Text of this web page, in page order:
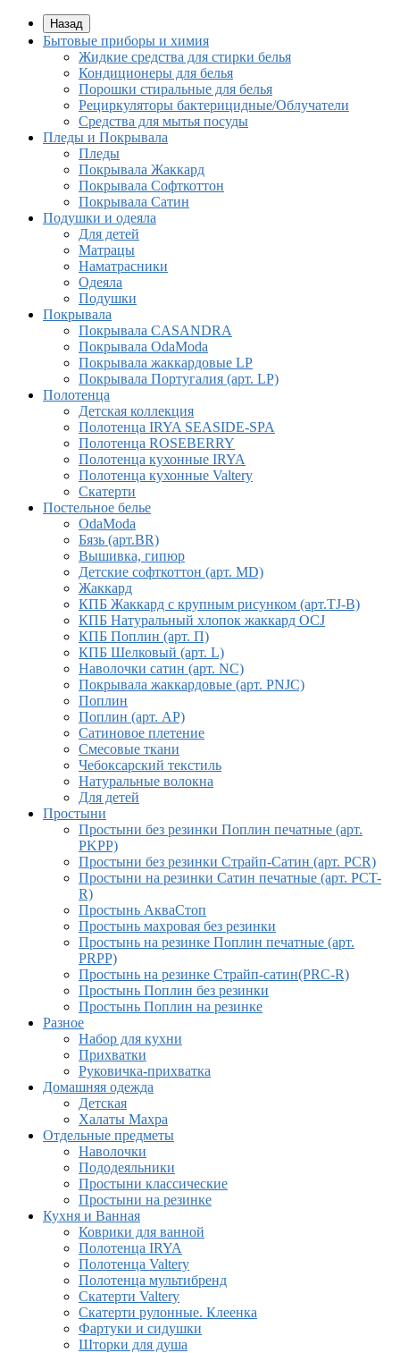
Назад
Бытовые приборы и химия
Жидкие средства для стирки белья
Кондиционеры для белья
Порошки стиральные для белья
Рециркуляторы бактерицидные/Облучатели
Средства для мытья посуды
Пледы и Покрывала
Пледы
Покрывала Жаккард
Покрывала Софткоттон
Покрывала Сатин
Подушки и одеяла
Для детей
Матрацы
Наматрасники
Одеяла
Подушки
Покрывала
Покрывалa CASANDRA
Покрывала OdaModa
Покрывала жаккардовые LP
Покрывала Португалия (арт. LP)
Полотенца
Детская коллекция
Полотенца IRYA SEASIDE-SPA
Полотенца ROSEBERRY
Полотенца кухонные IRYA
Полотенца кухонные Valtery
Скатерти
Постельное белье
OdaModa
Бязь (арт.BR)
Вышивка, гипюр
Детские софткоттон (арт. MD)
Жаккард
КПБ Жаккард с крупным рисунком (арт.TJ-B)
КПБ Натуральный хлопок жаккард OCJ
КПБ Поплин (арт. П)
КПБ Шелковый (арт. L)
Наволочки сатин (арт. NC)
Покрывала жаккардовые (арт. PNJC)
Поплин
Поплин (арт. AP)
Сатиновое плетение
Смесовые ткани
Чебоксарский текстиль
Натуральные волокна
Для детей
Простыни
Простыни без резинки Поплин печатные (арт.
PKPP)
Простыни без резинки Страйп-Сатин (арт. PCR)
Простыни на резинки Сатин печатные (арт. PCT-
R)
Простынь АкваСтоп
Простынь махровая без резинки
Простынь на резинке Поплин печатные (арт.
PRPP)
Простынь на резинке Страйп-сатин(PRC-R)
Простынь Поплин без резинки
Простынь Поплин на резинке
Разное
Набор для кухни
Прихватки
Руковичка-прихватка
Домашняя одежда
Детская
Халаты Махра
Отдельные предметы
Наволочки
Пододеяльники
Простыни классические
Простыни на резинке
Кухня и Ванная
Коврики для ванной
Полотенца IRYA
Полотенца Valtery
Полотенца мультибренд
Скатерти Valtery
Скатерти рулонные. Клеенка
Фартуки и сидушки
Шторки для душа